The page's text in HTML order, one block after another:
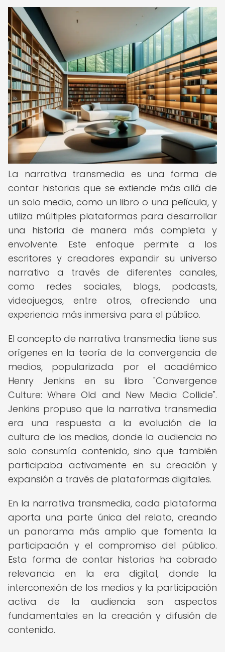
La narrativa transmedia es una forma de
contar historias que se extiende más allá de
un solo medio, como un libro o una película, y
utiliza múltiples plataformas para desarrollar
una historia de manera más completa y
envolvente. Este enfoque permite a los
escritores y creadores expandir su universo
narrativo a través de diferentes canales,
como redes sociales, blogs, podcasts,
videojuegos, entre otros, ofreciendo una
experiencia más inmersiva para el público.
El concepto de narrativa transmedia tiene sus
orígenes en la teoría de la convergencia de
medios, popularizada por el académico
Henry Jenkins en su libro "Convergence
Culture: Where Old and New Media Collide".
Jenkins propuso que la narrativa transmedia
era una respuesta a la evolución de la
cultura de los medios, donde la audiencia no
solo consumía contenido, sino que también
participaba activamente en su creación y
expansión a través de plataformas digitales.
En la narrativa transmedia, cada plataforma
aporta una parte única del relato, creando
un panorama más amplio que fomenta la
participación y el compromiso del público.
Esta forma de contar historias ha cobrado
relevancia en la era digital, donde la
interconexión de los medios y la participación
activa de la audiencia son aspectos
fundamentales en la creación y difusión de
contenido.